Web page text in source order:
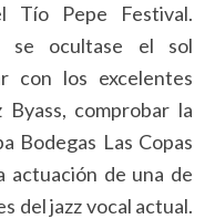
Tío Pepe Festival.
se ocultase el sol
con los excelentes
comprobar la
Bodegas Las Copas
actuación de una de
del jazz vocal actual.